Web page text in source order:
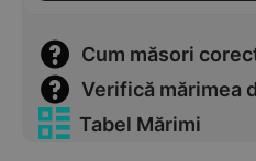
Cum măsori
Verifică mărimea
Tabel Mărimi